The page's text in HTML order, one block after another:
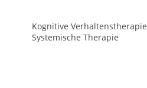
Kognitive Verhaltenstherapie
Systemische Therapie